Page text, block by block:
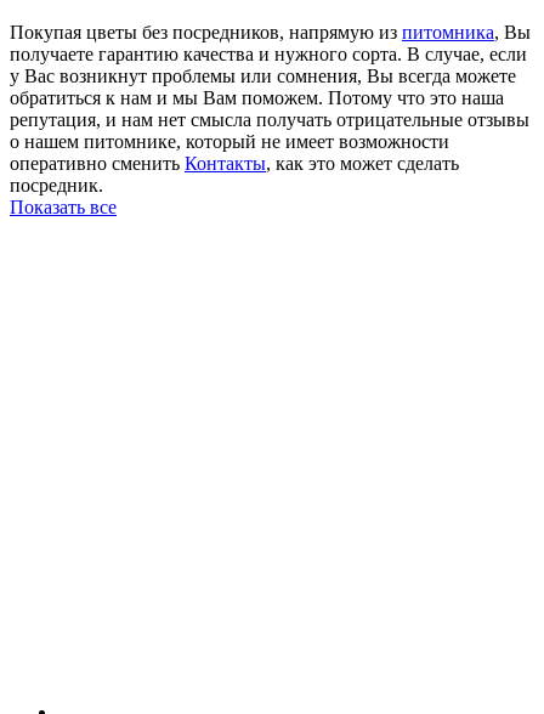
Покупая цветы без посредников, напрямую из питомника, Вы
получаете гарантию качества и нужного сорта. В случае, если
у Вас возникнут проблемы или сомнения, Вы всегда можете
обратиться к нам и мы Вам поможем. Потому что это наша
репутация, и нам нет смысла получать отрицательные отзывы
о нашем питомнике, который не имеет возможности
оперативно сменить Контакты, как это может сделать
посредник.
Показать все